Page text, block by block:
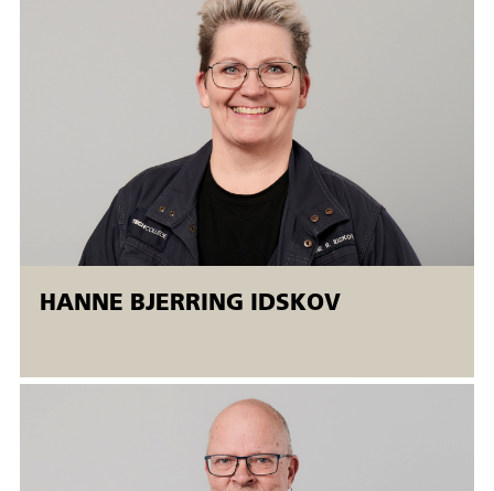
Alle svejsninger gennemføres på grundlag af
svejseprocedurespecifikationer udarbejdet efter gældende
DS/EN/ISO standarder. Eller en skriftlig svejsevejledning.
Prøven skal visuelt bedømmes af
svejsekoordinator/eksaminator.
Målgruppe:
ønsker yderligere kompetencer inden for proces 141 tig
svejsning i sort stål. Deltagelse forudsætter kompetencer på
niveau med kurset 44451 TIG-svejsning.
Jævnfør Arbejdstilsynets bekendtgørelse om
HANNE BJERRING IDSKOV